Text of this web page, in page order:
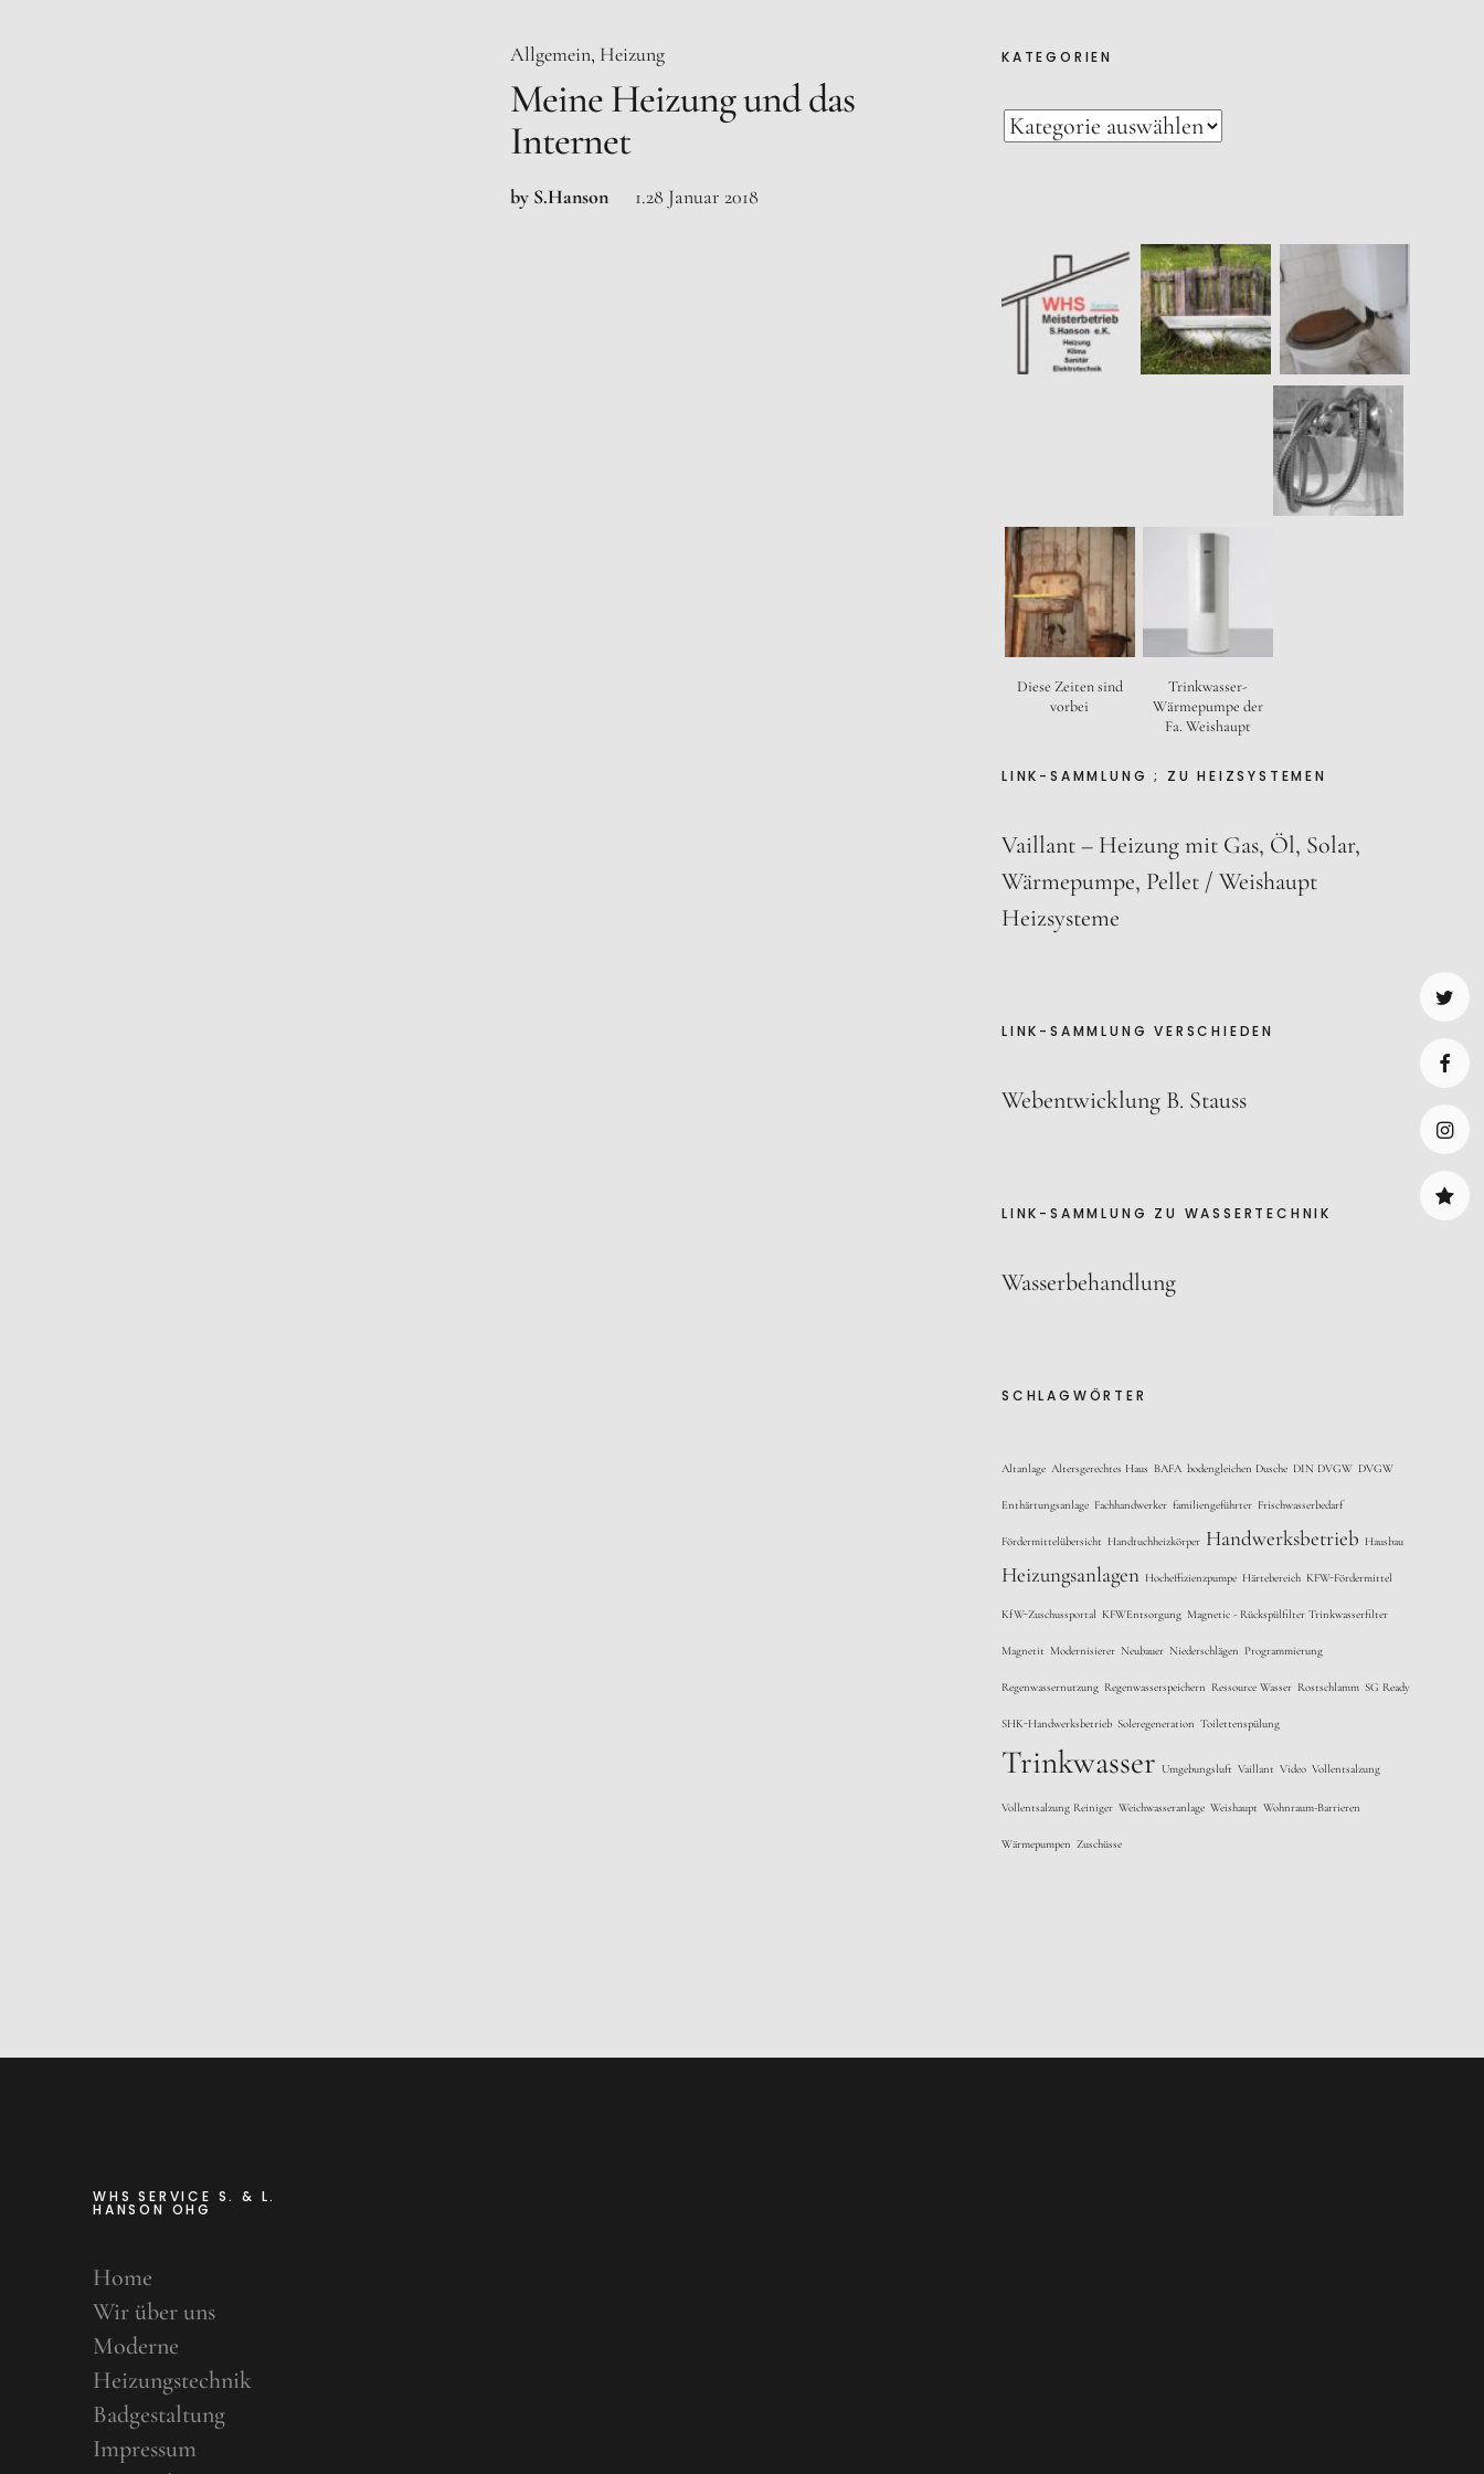
Allgemein Heizung
Meine Heizung und das
Internet
by S.Hanson 1.28 Januar 2018
KATEGORIEN
Diese Zeiten sind
vorbei
Trinkwasser-
Wärmepumpe der
Fa. Weishaupt
LINK-SAMMLUNG ; ZU HEIZSYSTEMEN
Vaillant – Heizung mit Gas, Öl, Solar,
Wärmepumpe, Pellet
Weishaupt
Heizsysteme
LINK-SAMMLUNG VERSCHIEDEN
Webentwicklung B. Stauss
LINK-SAMMLUNG ZU WASSERTECHNIK
Wasserbehandlung
SCHLAGWÖRTER
Altanlage Altersgerechtes Haus BAFA bodengleichen Dusche DIN DVGW DVGW
Enthärtungsanlage Fachhandwerker familiengeführter Frischwasserbedarf
Fördermittelübersicht Handtuchheizkörper Handwerksbetrieb Hausbau
Heizungsanlagen Hocheffizienzpumpe Härtebereich KFW-Fördermittel
KfW-Zuschussportal KFWEntsorgung Magnetic - Rückspülfilter Trinkwasserfilter
Magnetit Modernisierer Neubauer Niederschlägen Programmierung
Regenwassernutzung Regenwasserspeichern Ressource Wasser Rostschlamm SG Ready
SHK-Handwerksbetrieb Soleregeneration Toilettenspülung
Trinkwasser Umgebungsluft Vaillant Video Vollentsalzung
Vollentsalzung Reiniger Weichwasseranlage Weishaupt Wohnraum-Barrieren
Wärmepumpen Zuschüsse
WHS SERVICE S. & L.
HANSON OHG
Home
Wir über uns
Moderne
Heizungstechnik
Badgestaltung
Impressum